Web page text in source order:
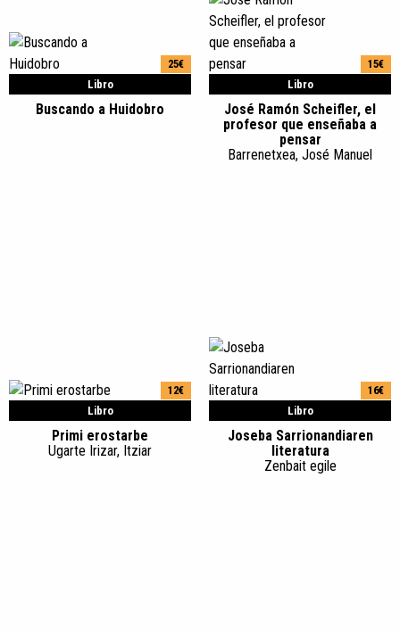
Libro
25€
Buscando a Huidobro
Libro
15€
José Ramón Scheifler, el
profesor que enseñaba a
pensar
Barrenetxea, José Manuel
Libro
12€
Primi erostarbe
Ugarte Irizar, Itziar
Libro
16€
Joseba Sarrionandiaren
literatura
Zenbait egile